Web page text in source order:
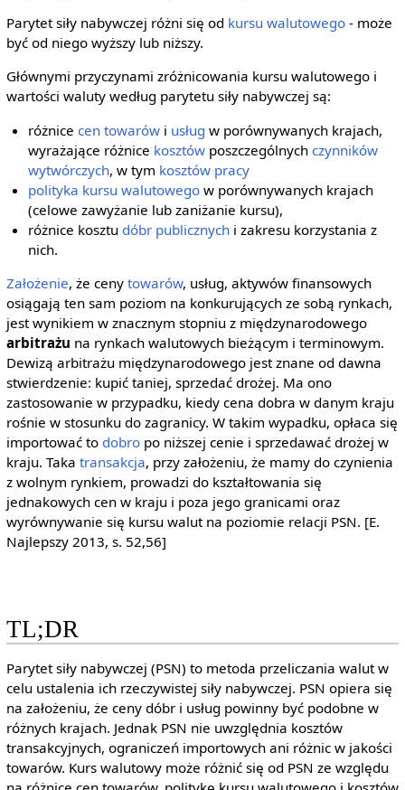
Parytet siły nabywczej różni się od kursu walutowego- może
być od niego wyższy lub niższy.
Głównymi przyczynami zróżnicowania kursu walutowego i
wartości waluty według parytetu siły nabywczej są:
różnicecen towarów i usług w porównywanych krajach,
wyrażające różnice kosztów poszczególnychczynników
wytwórczych, w tym kosztów pracy
polityka kursu walutowego w porównywanych krajach
(celowe zawyżanie lub zaniżanie kursu),
różnice kosztu dóbr publicznych i zakresu korzystania z
nich.
Założenie, że ceny towarów, usług, aktywów finansowych
osiągają ten sam poziom na konkurujących ze sobą rynkach,
jest wynikiem w znacznym stopniu z międzynarodowego
arbitrażu na rynkach walutowych bieżącym i terminowym.
Dewizą arbitrażu międzynarodowego jest znane od dawna
stwierdzenie: kupić taniej, sprzedać drożej. Ma ono
zastosowanie w przypadku, kiedy cena dobra w danym kraju
rośnie w stosunku do zagranicy. W takim wypadku, opłaca się
importować to dobropo niższej cenie i sprzedawać drożej w
kraju. Taka transakcja, przy założeniu, że mamy do czynienia
z wolnym rynkiem, prowadzi do kształtowania się
jednakowych cen w kraju i poza jego granicami oraz
wyrównywanie się kursu walut na poziomie relacji PSN. [E.
Najlepszy 2013, s. 52,56]
TL;DR
Parytet siły nabywczej (PSN) to metoda przeliczania walut w
celu ustalenia ich rzeczywistej siły nabywczej. PSN opiera się
na założeniu, że ceny dóbr i usług powinny być podobne w
różnych krajach. Jednak PSN nie uwzględnia kosztów
transakcyjnych, ograniczeń importowych ani różnic w jakości
towarów. Kurs walutowy może różnić się od PSN ze względu